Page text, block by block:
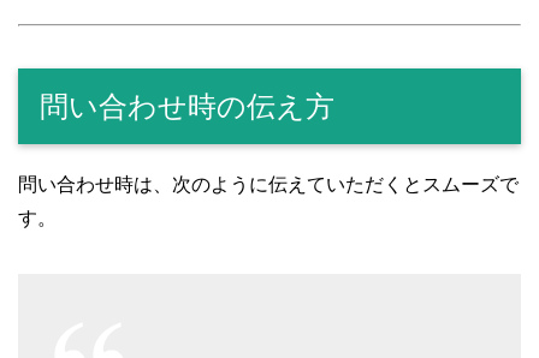
問い合わせ時の伝え方
問い合わせ時は、次のように伝えていただくとスムーズで
す。